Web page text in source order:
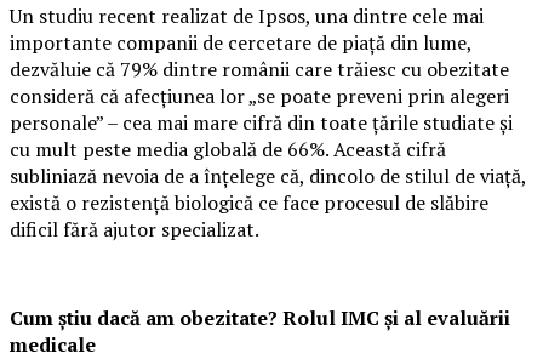
Un studiu recent realizat de Ipsos, una dintre cele mai
importante companii de cercetare de piață din lume,
dezvăluie că 79% dintre românii care trăiesc cu obezitate
consideră că afecțiunea lor „se poate preveni prin alegeri
personale” – cea mai mare cifră din toate țările studiate și
cu mult peste media globală de 66%. Această cifră
subliniază nevoia de a înțelege că, dincolo de stilul de viață,
există o rezistență biologică ce face procesul de slăbire
dificil fără ajutor specializat.
Cum știu dacă am obezitate? Rolul IMC și al evaluării
medicale